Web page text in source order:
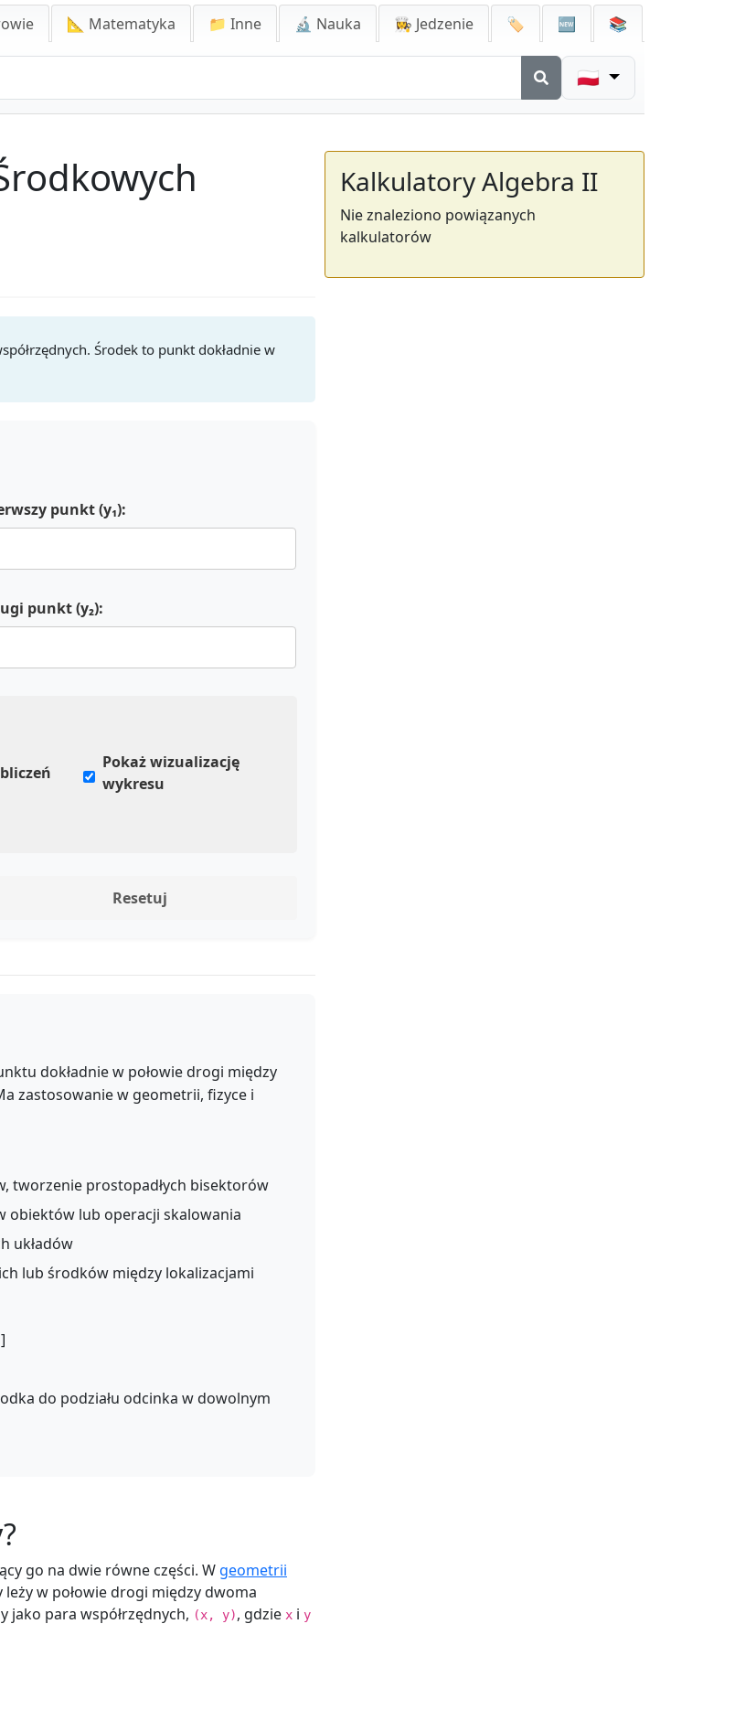
📐 Matematyka 📁 Inne 🔬 Nauka 👩‍🍳 Jedzenie 🏷️ 🆕 📚
🇵🇱
Środek to punkt dokładnie w
punkt (y₁):
punkt (y₂):
Pokaż wizualizację
wykresu
Resetuj
dokładnie w połowie drogi między
zastosowanie w geometrii, fizyce i
tworzenie prostopadłych bisektorów
obiektów lub operacji skalowania
układów
lub środków między lokalizacjami
do podziału odcinka w dowolnym
go na dwie równe części. W geometrii
w połowie drogi między dwoma
jako para współrzędnych, (x, y), gdzie x i y
Kalkulatory Algebra II
Nie znaleziono powiązanych
kalkulatorów